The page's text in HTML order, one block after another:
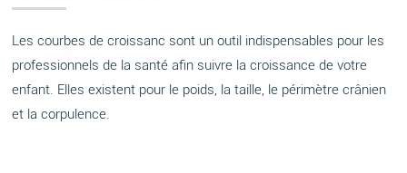
Les courbes de croissanc sont un outil indispensables pour les
professionnels de la santé afin suivre la croissance de votre
enfant. Elles existent pour le poids, la taille, le périmètre crânien
et la corpulence.